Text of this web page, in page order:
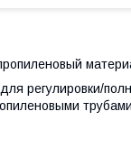
регулировки/